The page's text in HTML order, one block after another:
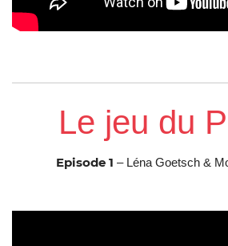
Le jeu du
Episode 1 – Léna Goetsch &